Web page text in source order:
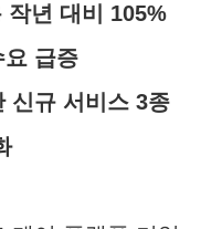
작년 대비 105%
요 급증
신규 서비스 3종